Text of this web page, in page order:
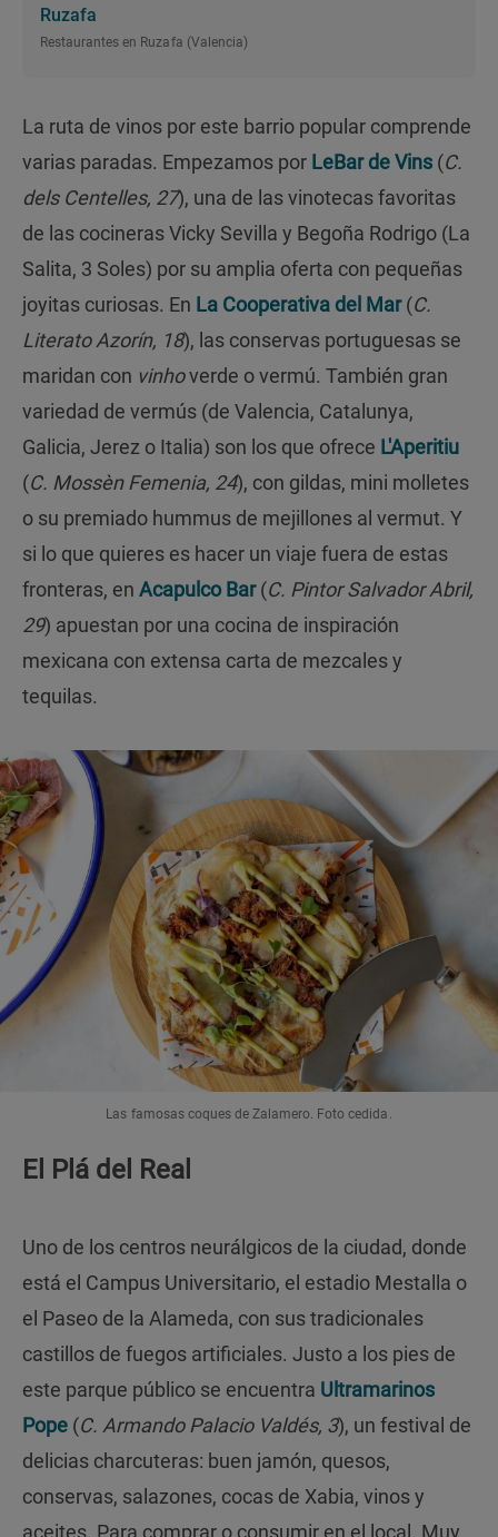
Ruzafa
Restaurantes en Ruzafa (Valencia)
La ruta de vinos por este barrio popular comprende
varias paradas. Empezamos por LeBar de Vins (C.
dels Centelles, 27), una de las vinotecas favoritas
de las cocineras Vicky Sevilla y Begoña Rodrigo (La
Salita, 3 Soles) por su amplia oferta con pequeñas
joyitas curiosas. En La Cooperativa del Mar(C.
Literato Azorín, 18), las conservas portuguesas se
maridan con vinhoverde o vermú. También gran
variedad de vermús (de Valencia, Catalunya,
Galicia, Jerez o Italia) son los que ofrece L'Aperitiu
(C. Mossèn Femenia, 24), con gildas, mini molletes
o su premiado hummus de mejillones al vermut. Y
si lo que quieres es hacer un viaje fuera de estas
fronteras, en Acapulco Bar(C. Pintor Salvador Abril,
29) apuestan por una cocina de inspiración
mexicana con extensa carta de mezcales y
tequilas.
Las famosas coques de Zalamero. Foto cedida.
El Plá del Real
Uno de los centros neurálgicos de la ciudad, donde
está el Campus Universitario, el estadio Mestalla o
el Paseo de la Alameda, con sus tradicionales
castillos de fuegos artificiales. Justo a los pies de
este parque público se encuentra Ultramarinos
Pope (C. Armando Palacio Valdés, 3), un festival de
delicias charcuteras: buen jamón, quesos,
conservas, salazones, cocas de Xabia, vinos y
aceites. Para comprar o consumir en el local. Muy